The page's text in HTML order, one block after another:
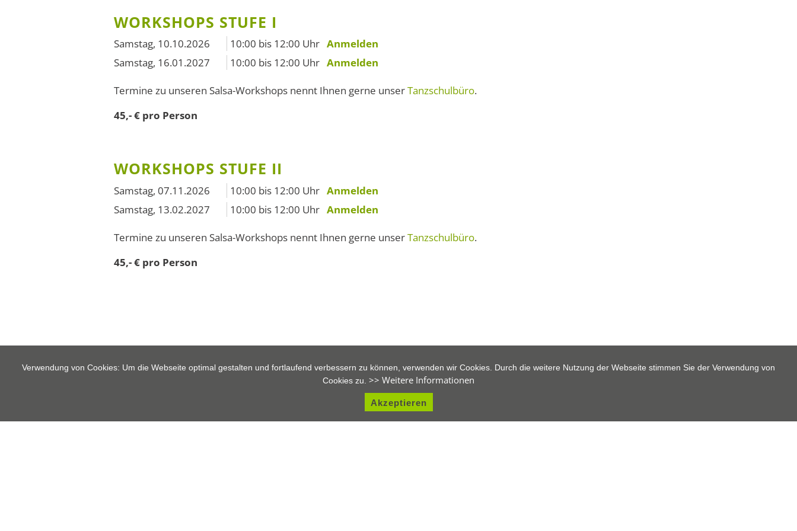
WORKSHOPS STUFE I
Samstag, 10.10.2026 10:00 bis 12:00 Uhr Anmelden
Samstag, 16.01.2027
10:00 bis 12:00 Uhr Anmelden
Termine zu unseren Salsa-Workshops nennt Ihnen gerne unserTanzschulbüro.
45,- € pro Person
WORKSHOPS STUFE II
Samstag, 07.11.2026 10:00 bis 12:00 Uhr Anmelden
Samstag, 13.02.2027
10:00 bis 12:00 Uhr Anmelden
Termine zu unseren Salsa-Workshops nennt Ihnen gerne unserTanzschulbüro.
45,- € pro Person
Verwendung von Cookies: Um die Webseite optimal gestalten und fortlaufend verbessern zu können, verwenden wir Cookies. Durch die weitere Nutzung der Webseite stimmen Sie der Verwendung von
Cookies zu. >> Weitere Informationen
Akzeptieren